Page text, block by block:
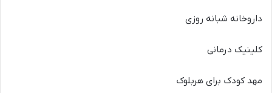
داروخانه شبانه روزی
کلینیک درمانی
مهد کودک برای هربلوک